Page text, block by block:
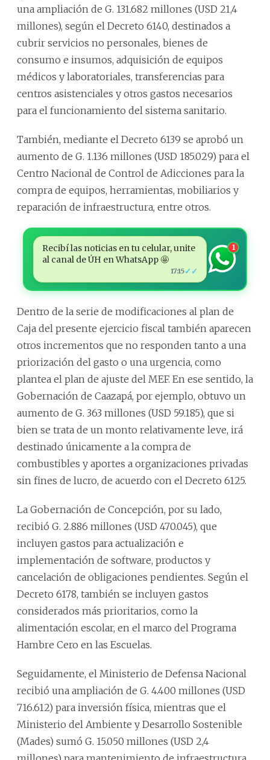
una ampliación de G. 131.682 millones (USD 21,4
millones), según el Decreto 6140, destinados a
cubrir servicios no personales, bienes de
consumo e insumos, adquisición de equipos
médicos y laboratoriales, transferencias para
centros asistenciales y otros gastos necesarios
para el funcionamiento del sistema sanitario.
También, mediante el Decreto 6139 se aprobó un
aumento de G. 1.136 millones (USD 185.029) para el
Centro Nacional de Control de Adicciones para la
compra de equipos, herramientas, mobiliarios y
reparación de infraestructura, entre otros.
Recibí las noticias en tu celular, unite
al canal de ÚH en WhatsApp 🤩
17:15✓✓
1
Dentro de la serie de modificaciones al plan de
Caja del presente ejercicio fiscal también aparecen
otros incrementos que no responden tanto a una
priorización del gasto o una urgencia, como
plantea el plan de ajuste del MEF. En ese sentido, la
Gobernación de Caazapá, por ejemplo, obtuvo un
aumento de G. 363 millones (USD 59.185), que si
bien se trata de un monto relativamente leve, irá
destinado únicamente a la compra de
combustibles y aportes a organizaciones privadas
sin fines de lucro, de acuerdo con el Decreto 6125.
La Gobernación de Concepción, por su lado,
recibió G. 2.886 millones (USD 470.045), que
incluyen gastos para actualización e
implementación de software, productos y
cancelación de obligaciones pendientes. Según el
Decreto 6178, también se incluyen gastos
considerados más prioritarios, como la
alimentación escolar, en el marco del Programa
Hambre Cero en las Escuelas.
Seguidamente, el Ministerio de Defensa Nacional
recibió una ampliación de G. 4.400 millones (USD
716.612) para inversión física, mientras que el
Ministerio del Ambiente y Desarrollo Sostenible
(Mades) sumó G. 15.050 millones (USD 2,4